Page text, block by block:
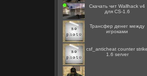
Скачать чит Wallhack v4
для CS-1.6
Трансфер денег между
игроками
csf_anticheat counter strike
1.6 server